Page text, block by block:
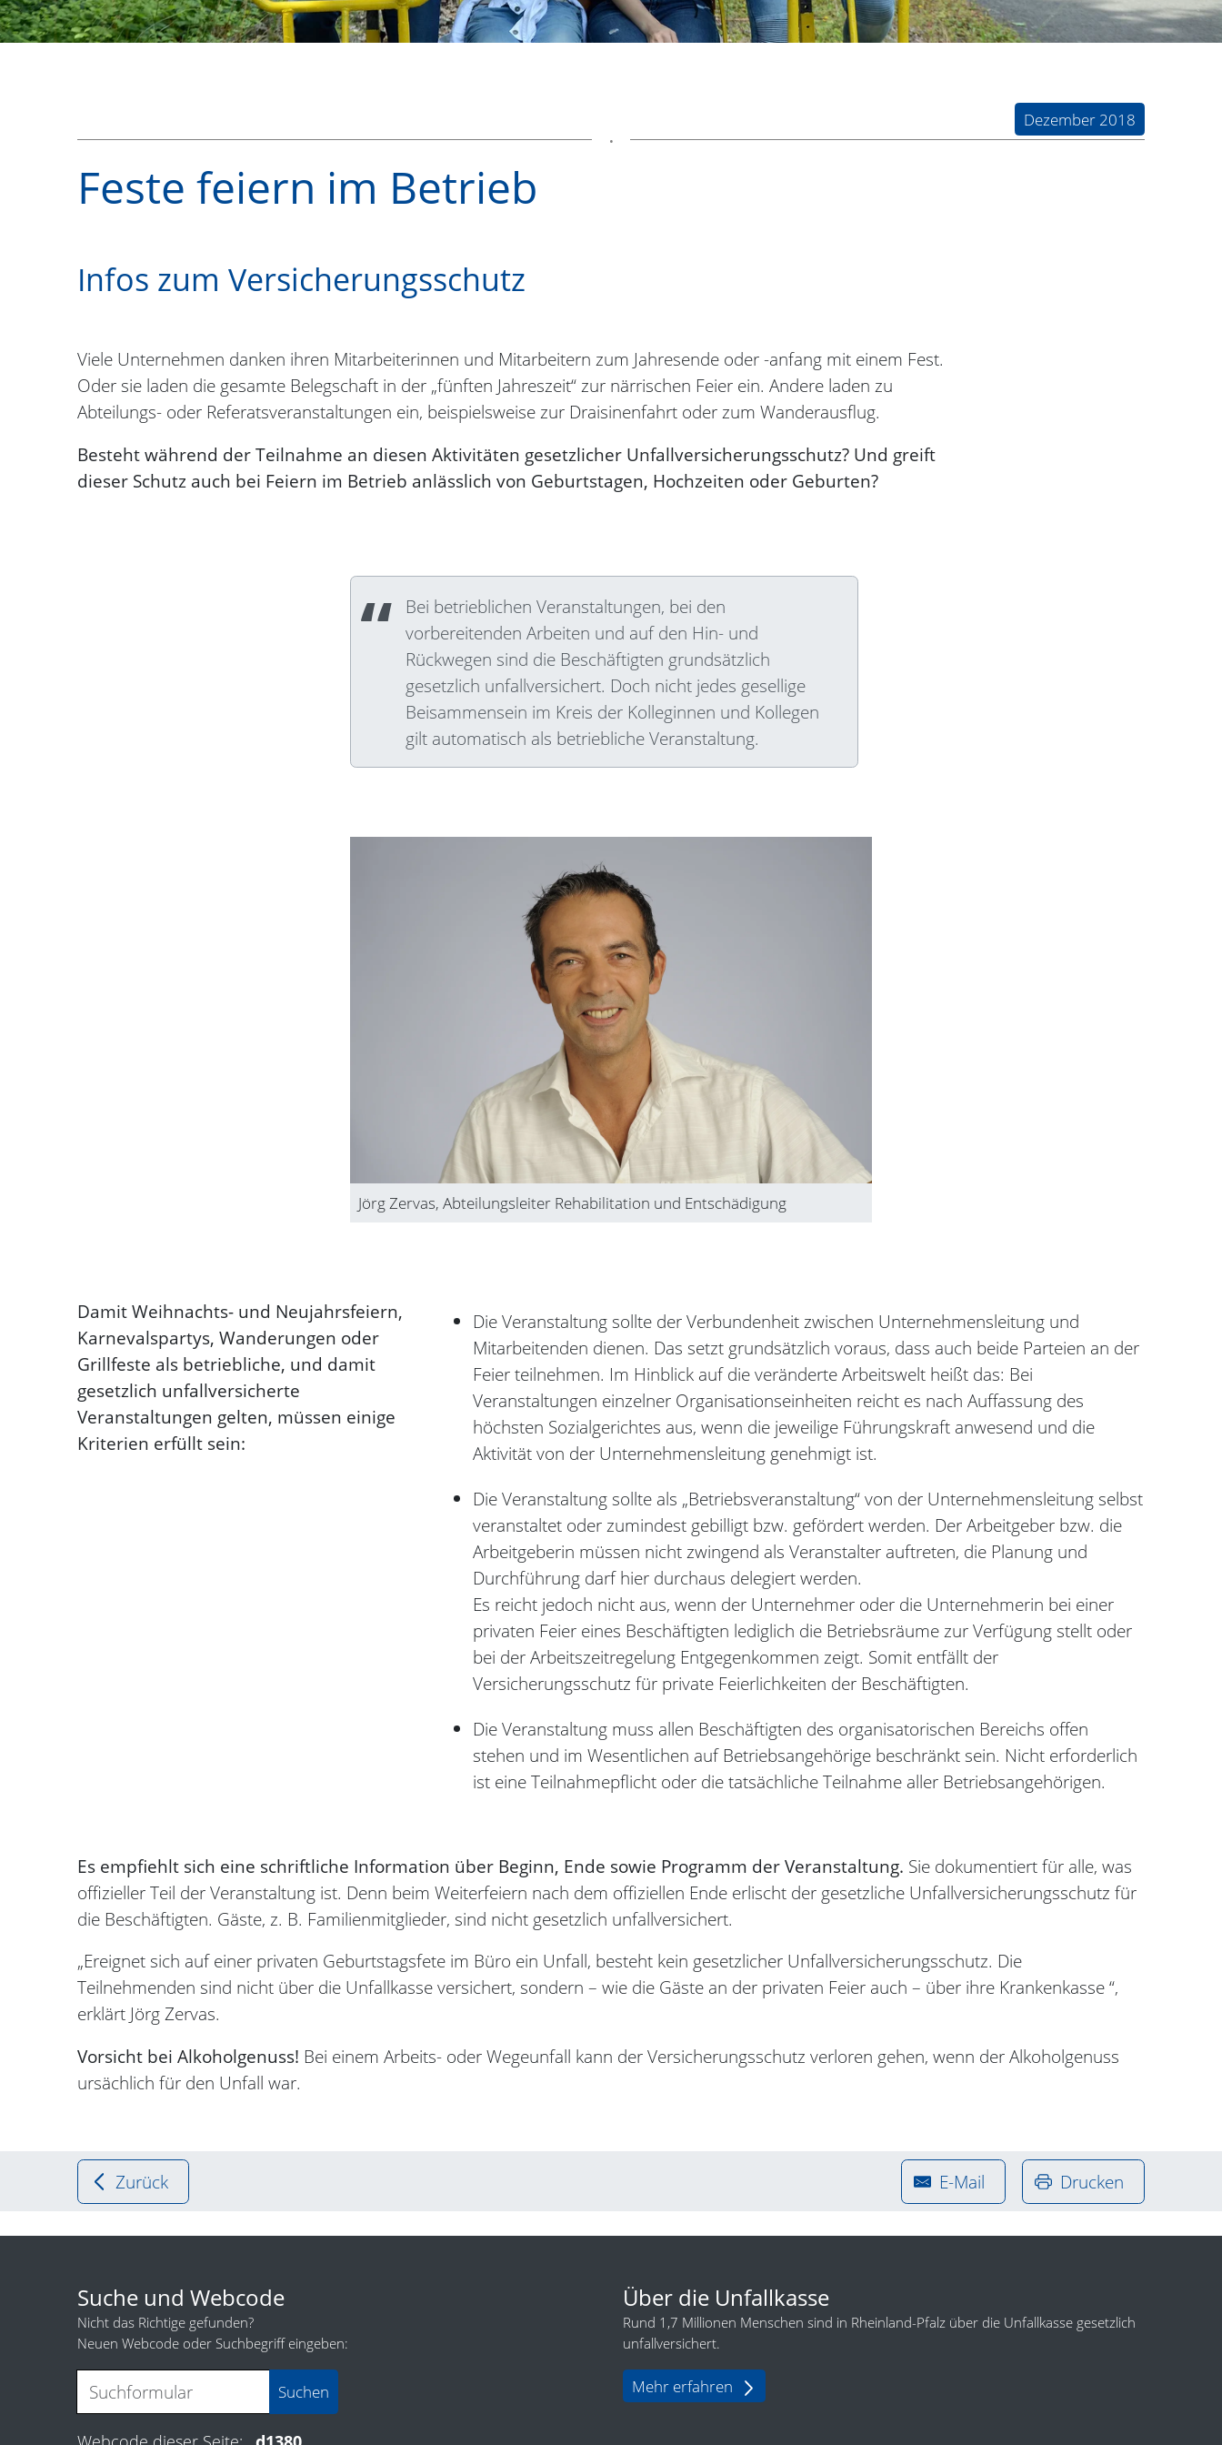
Dezember 2018
Feste feiern im Betrieb
Infos zum Versicherungsschutz
Viele Unternehmen danken ihren Mitarbeiterinnen und Mitarbeitern zum Jahresende oder -anfang mit einem Fest.
Oder sie laden die gesamte Belegschaft in der „fünften Jahreszeit“ zur närrischen Feier ein. Andere laden zu
Abteilungs- oder Referatsveranstaltungen ein, beispielsweise zur Draisinenfahrt oder zum Wanderausflug.
Besteht während der Teilnahme an diesen Aktivitäten gesetzlicher Unfallversicherungsschutz? Und greift
dieser Schutz auch bei Feiern im Betrieb anlässlich von Geburtstagen, Hochzeiten oder Geburten?
Bei betrieblichen Veranstaltungen, bei den
vorbereitenden Arbeiten und auf den Hin- und
Rückwegen sind die Beschäftigten grundsätzlich
gesetzlich unfallversichert. Doch nicht jedes gesellige
Beisammensein im Kreis der Kolleginnen und Kollegen
gilt automatisch als betriebliche Veranstaltung.
Jörg Zervas, Abteilungsleiter Rehabilitation und Entschädigung
Damit Weihnachts- und Neujahrsfeiern,
Karnevalspartys, Wanderungen oder
Grillfeste als betriebliche, und damit
gesetzlich unfallversicherte
Veranstaltungen gelten, müssen einige
Kriterien erfüllt sein:
Die Veranstaltung sollte der Verbundenheit zwischen Unternehmensleitung und
Mitarbeitenden dienen. Das setzt grundsätzlich voraus, dass auch beide Parteien an der
Feier teilnehmen. Im Hinblick auf die veränderte Arbeitswelt heißt das: Bei
Veranstaltungen einzelner Organisationseinheiten reicht es nach Auffassung des
höchsten Sozialgerichtes aus, wenn die jeweilige Führungskraft anwesend und die
Aktivität von der Unternehmensleitung genehmigt ist.
Die Veranstaltung sollte als „Betriebsveranstaltung“ von der Unternehmensleitung selbst
veranstaltet oder zumindest gebilligt bzw. gefördert werden. Der Arbeitgeber bzw. die
Arbeitgeberin müssen nicht zwingend als Veranstalter auftreten, die Planung und
Durchführung darf hier durchaus delegiert werden.
Es reicht jedoch nicht aus, wenn der Unternehmer oder die Unternehmerin bei einer
privaten Feier eines Beschäftigten lediglich die Betriebsräume zur Verfügung stellt oder
bei der Arbeitszeitregelung Entgegenkommen zeigt. Somit entfällt der
Versicherungsschutz für private Feierlichkeiten der Beschäftigten.
Die Veranstaltung muss allen Beschäftigten des organisatorischen Bereichs offen
stehen und im Wesentlichen auf Betriebsangehörige beschränkt sein. Nicht erforderlich
ist eine Teilnahmepflicht oder die tatsächliche Teilnahme aller Betriebsangehörigen.
Es empfiehlt sich eine schriftliche Information über Beginn, Ende sowie Programm der Veranstaltung. Sie dokumentiert für alle, was
offizieller Teil der Veranstaltung ist. Denn beim Weiterfeiern nach dem offiziellen Ende erlischt der gesetzliche Unfallversicherungsschutz für
die Beschäftigten. Gäste, z. B. Familienmitglieder, sind nicht gesetzlich unfallversichert.
„Ereignet sich auf einer privaten Geburtstagsfete im Büro ein Unfall, besteht kein gesetzlicher Unfallversicherungsschutz. Die
Teilnehmenden sind nicht über die Unfallkasse versichert, sondern – wie die Gäste an der privaten Feier auch – über ihre Krankenkasse “,
erklärt Jörg Zervas.
Vorsicht bei Alkoholgenuss! Bei einem Arbeits- oder Wegeunfall kann der Versicherungsschutz verloren gehen, wenn der Alkoholgenuss
ursächlich für den Unfall war.
Zurück E-Mail Drucken
Suche und Webcode
Nicht das Richtige gefunden?
Neuen Webcode oder Suchbegriff eingeben:
Über die Unfallkasse
Rund 1,7 Millionen Menschen sind in Rheinland-Pfalz über die Unfallkasse gesetzlich
unfallversichert.
Mehr erfahren